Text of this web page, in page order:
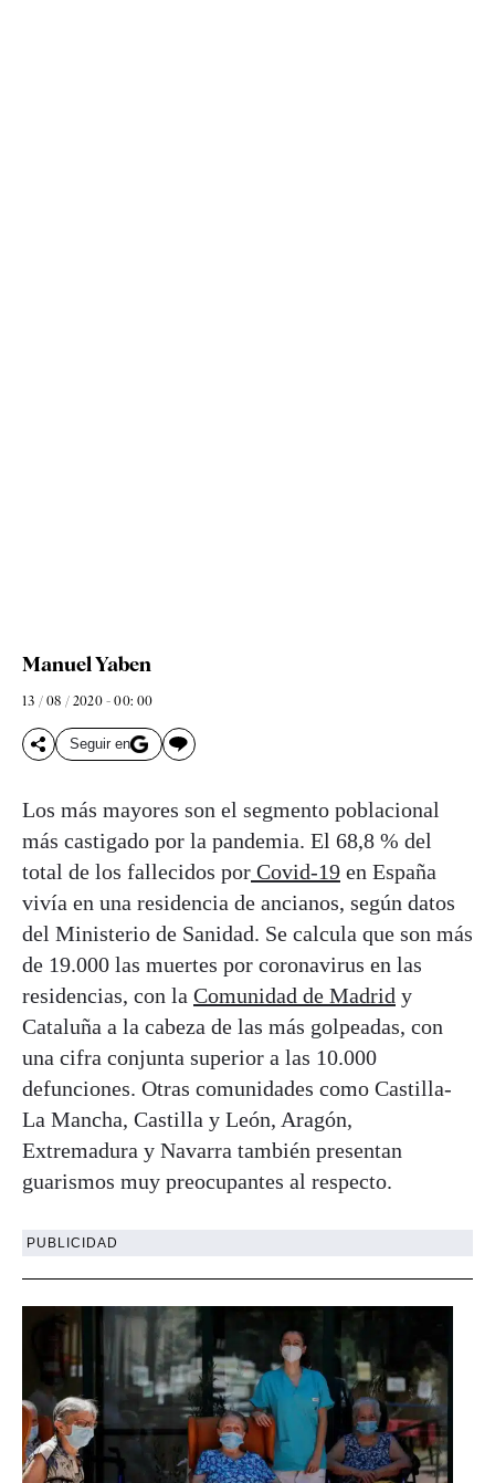
Manuel Yaben
13 / 08 / 2020 - 00: 00
Seguir en
Los más mayores son el segmento poblacional
más castigado por la pandemia. El 68,8 % del
total de los fallecidos por Covid-19 en España
vivía en una residencia de ancianos, según datos
del Ministerio de Sanidad. Se calcula que son más
de 19.000 las muertes por coronavirus en las
residencias, con la Comunidad de Madrid y
Cataluña a la cabeza de las más golpeadas, con
una cifra conjunta superior a las 10.000
defunciones. Otras comunidades como Castilla-
La Mancha, Castilla y León, Aragón,
Extremadura y Navarra también presentan
guarismos muy preocupantes al respecto.
PUBLICIDAD